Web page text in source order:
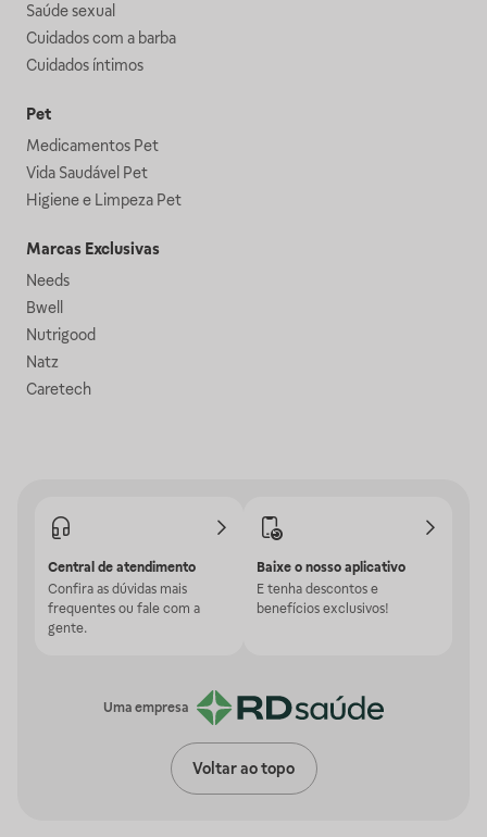
Saúde sexual
Cuidados com a barba
Cuidados íntimos
Pet
Medicamentos Pet
Vida Saudável Pet
Higiene e Limpeza Pet
Marcas Exclusivas
Needs
Bwell
Nutrigood
Natz
Caretech
Central de atendimento
Confira as dúvidas mais
frequentes ou fale com a
gente.
Baixe o nosso aplicativo
E tenha descontos e
benefícios exclusivos!
Uma empresa
Voltar ao topo